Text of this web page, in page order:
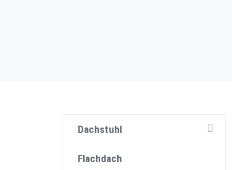
Dachstuhl
Flachdach